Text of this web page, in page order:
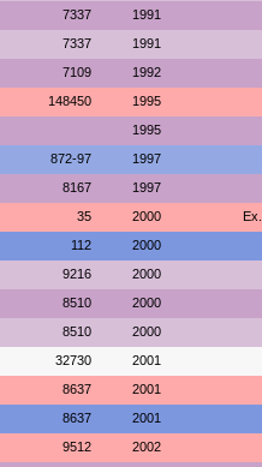
7337 1991
7337 1991
7109 1992
148450 1995
1995
872-97 1997
8167 1997
35 2000
112 2000
9216 2000
8510 2000
8510 2000
32730 2001
8637 2001
8637 2001
9512 2002